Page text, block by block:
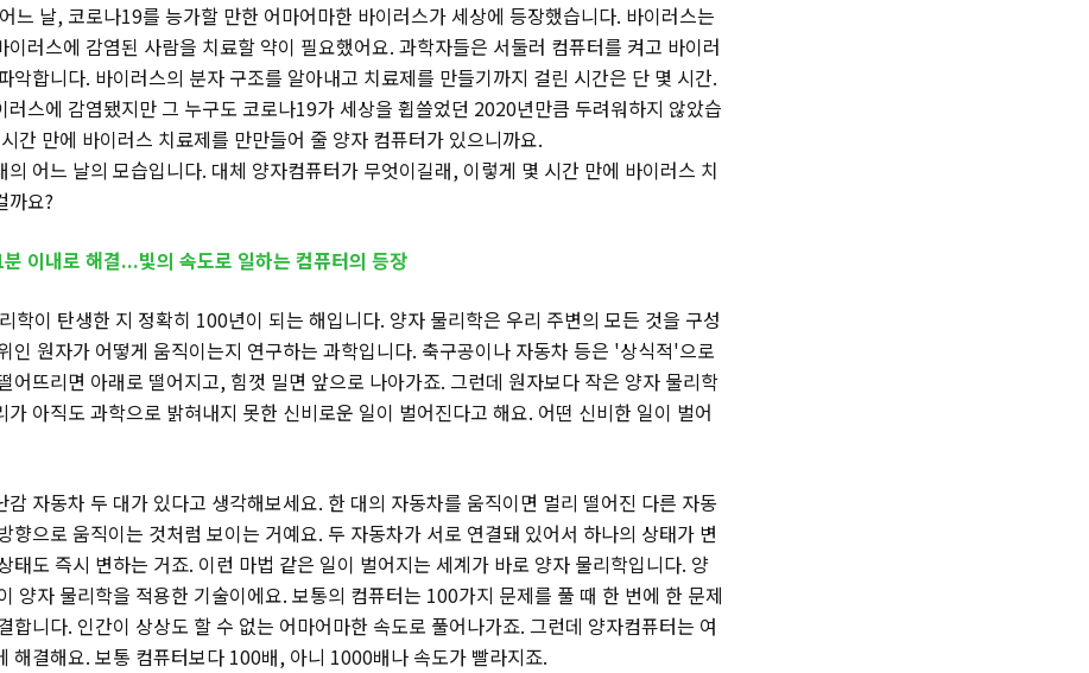
느 날, 코로나19를 능가할 만한 어마어마한 바이러스가 세상에 등장했습니다. 바이러스는
이러스에 감염된 사람을 치료할 약이 필요했어요. 과학자들은 서둘러 컴퓨터를 켜고 바이러
악합니다. 바이러스의 분자 구조를 알아내고 치료제를 만들기까지 걸린 시간은 단 몇 시간.
러스에 감염됐지만 그 누구도 코로나19가 세상을 휩쓸었던 2020년만큼 두려워하지 않았습
간 만에 바이러스 치료제를 만만들어 줄 양자 컴퓨터가 있으니까요.
의 어느 날의 모습입니다. 대체 양자컴퓨터가 무엇이길래, 이렇게 몇 시간 만에 바이러스 치
까요?
이내로 해결...빛의 속도로 일하는 컴퓨터의 등장
학이 탄생한 지 정확히 100년이 되는 해입니다. 양자 물리학은 우리 주변의 모든 것을 구성
인 원자가 어떻게 움직이는지 연구하는 과학입니다. 축구공이나 자동차 등은 '상식적'으로
어뜨리면 아래로 떨어지고, 힘껏 밀면 앞으로 나아가죠. 그런데 원자보다 작은 양자 물리학
가 아직도 과학으로 밝혀내지 못한 신비로운 일이 벌어진다고 해요. 어떤 신비한 일이 벌어
감 자동차 두 대가 있다고 생각해보세요. 한 대의 자동차를 움직이면 멀리 떨어진 다른 자동
향으로 움직이는 것처럼 보이는 거예요. 두 자동차가 서로 연결돼 있어서 하나의 상태가 변
태도 즉시 변하는 거죠. 이런 마법 같은 일이 벌어지는 세계가 바로 양자 물리학입니다. 양
양자 물리학을 적용한 기술이에요. 보통의 컴퓨터는 100가지 문제를 풀 때 한 번에 한 문제
합니다. 인간이 상상도 할 수 없는 어마어마한 속도로 풀어나가죠. 그런데 양자컴퓨터는 여
해결해요. 보통 컴퓨터보다 100배, 아니 1000배나 속도가 빨라지죠.